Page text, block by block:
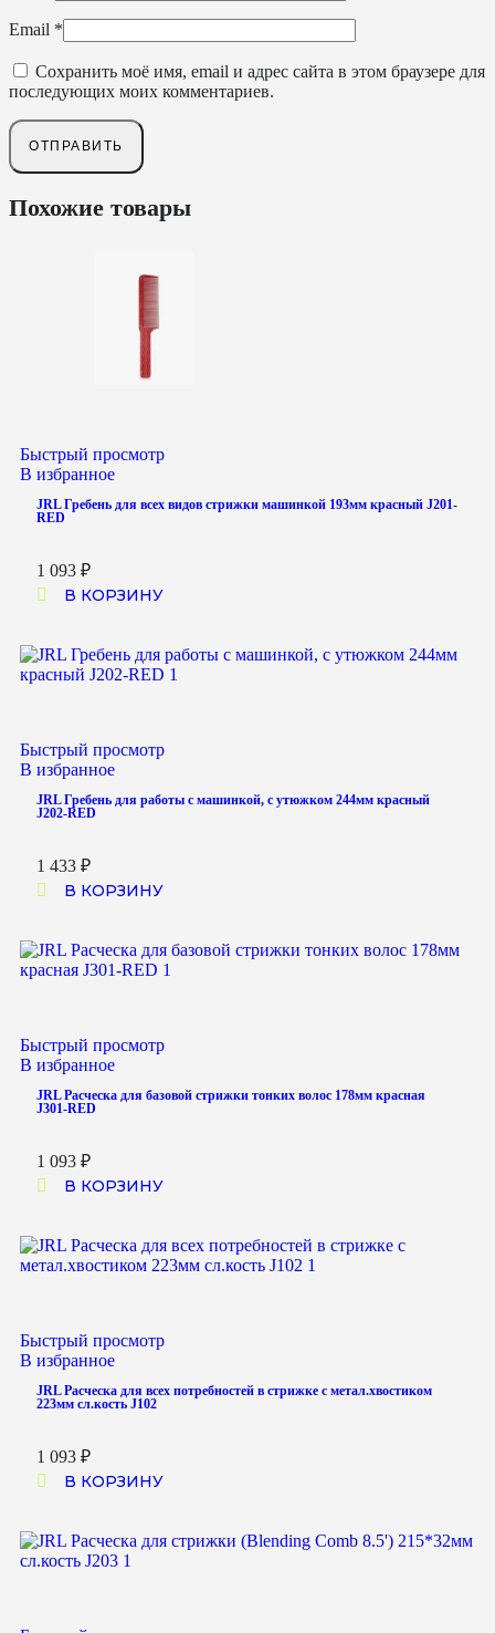
Email *
Сохранить моё имя, email и адрес сайта в этом браузере для
последующих моих комментариев.
Похожие товары
Быстрый просмотр
В избранное
JRL Гребень для всех видов стрижки машинкой 193мм красный J201-
RED
1 093 ₽
В КОРЗИНУ
Быстрый просмотр
В избранное
JRL Гребень для работы с машинкой, с утюжком 244мм красный
J202-RED
1 433 ₽
В КОРЗИНУ
Быстрый просмотр
В избранное
JRL Расческа для базовой стрижки тонких волос 178мм красная
J301-RED
1 093 ₽
В КОРЗИНУ
Быстрый просмотр
В избранное
JRL Расческа для всех потребностей в стрижке с метал.хвостиком
223мм сл.кость J102
1 093 ₽
В КОРЗИНУ